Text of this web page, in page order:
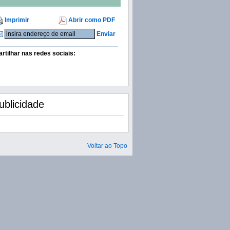
Imprimir
Abrir como PDF
Enviar
nas redes sociais:
Voltar ao Topo